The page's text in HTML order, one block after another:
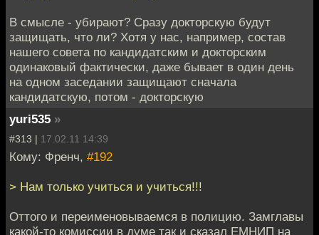
В смысле - убирают? Сразу докторскую будут
защищать, что ли? Хотя у нас, например, состав
нашего совета по кандидатским и докторским
одинаковый фактически, даже бывает в один день
на одном заседании защищают сначала
кандидатскую, потом - докторскую
yuri535 »
#313 | 17.02.11 14:39
Кому: Френч, #192
> Нам только учиться и учиться!!!
Оттого и переименовываемся в полицию. Замглавы
какой-то комиссии в думе так и сказал ЕМНИП на